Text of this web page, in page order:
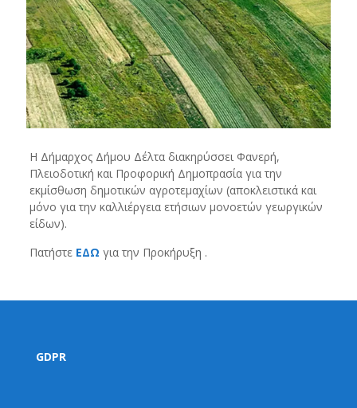
Η Δήμαρχος Δήμου Δέλτα διακηρύσσει Φανερή,
Πλειοδοτική και Προφορική Δημοπρασία για την
εκμίσθωση δημοτικών αγροτεμαχίων (αποκλειστικά και
μόνο για την καλλιέργεια ετήσιων μονοετών γεωργικών
είδων).
Πατήστε ΕΔΩ για την Προκήρυξη .
GDPR